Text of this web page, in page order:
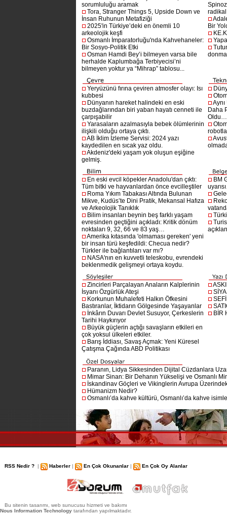
sorumluluğu aramak
Tora, Stranger Things 5, Upside Down ve
İnsan Ruhunun Metafiziği
2025'in Türkiye’deki en önemli 10
arkeolojik keşfi
Osmanlı İmparatorluğu'nda Kahvehaneler:
Bir Sosyo-Politik Etki
Osman Hamdi Bey’i bilmeyen varsa bile
herhalde Kaplumbağa Terbiyecisi’ni
bilmeyen yoktur ya “Mihrap” tablosu...
Bir
Yeryüzünü fırına çeviren atmosfer olayı: Isı
kubbesi
Dünyanın hareket halindeki en eski
buzdağlarından biri yaban hayatı cenneti ile
çarpışabilir
Yarasaların azalmasıyla bebek ölümlerinin
ilişkili olduğu ortaya çıktı.
AB İklim İzleme Servisi: 2024 yazı
kaydedilen en sıcak yaz oldu.
Akdeniz'deki yaşam yok oluşun eşiğine
gelmiş.
Daha
Oldu…
En eski evcil köpekler Anadolu'dan çıktı:
Tüm bitki ve hayvanlardan önce evcilleştiler
Roma Yıkım Tabakası Altında Bulunan
Mikve, Kudüs’te Dini Pratik, Mekansal Hafıza
ve Arkeolojik Tanıklık
Bilim insanları beynin beş farklı yaşam
evresinden geçtiğini açıkladı: Kritik dönüm
noktaları 9, 32, 66 ve 83 yaş…
Amerika kıtasında 'olmaması gereken' yeni
bir insan türü keşfedildi: Checua nedir?
Türkler ile bağlantıları var mı?
NASA'nın en kuvvetli teleskobu, evrendeki
beklenmedik gelişmeyi ortaya koydu.
BM
Zincirleri Parçalayan Anaların Kalplerinin
İsyanı Özgürlük Ateşi
Korkunun Muhalefeti Halkın Öfkesini
Bastıranlar, İktidarın Gölgesinde Yaşayanlar
İnkârın Duvarı Devlet Susuyor, Çerkeslerin
Tarihi Haykırıyor
Büyük güçlerin açtığı savaşların etkileri en
çok yoksul ülkeleri etkiler.
Barış İddiası, Savaş Açmak: Yeni Küresel
Çatışma Çağında ABD Politikası
BİR
Paranın, Lidya Sikkesinden Dijital Cüzdanlara
Mimar Sinan: Bir Dehanın Yükselişi ve Osmanlı
İskandinav Göçleri ve Vikinglerin Avrupa
Hümanizm Nedir?
Osmanlı’da kahve kültürü, Osmanlı’da kahve
RSS Nedir ? | Haberler | En Çok Okunanlar | En Çok Oy Alanlar
Bu sitenin tasarımı, web sunucusu hizmeti ve bakımı
Nous Information Technology tarafından yapılmaktadır.